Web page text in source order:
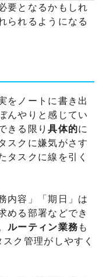
要となるかもしれ
られるようになる
をノートに書き出
んやりと感じてい
きる限り具体的に
スクに嫌気がさす
タスクに線を引く
内容」「期日」は
める部署などでき
ルーティン業務 も
ク管理がしやすく